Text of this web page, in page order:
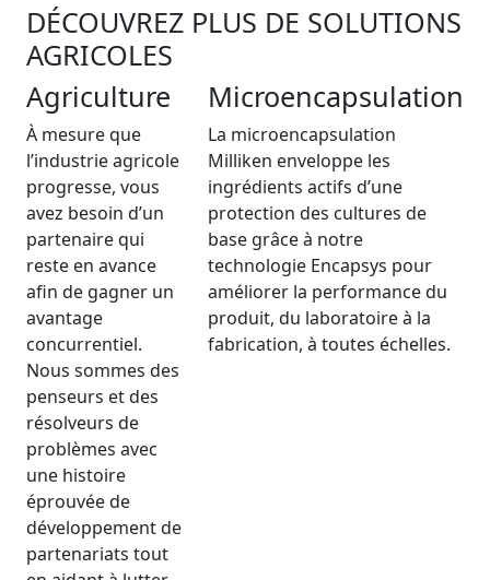
DÉCOUVREZ PLUS DE SOLUTIONS
AGRICOLES
Agriculture
À mesure que
l’industrie agricole
progresse, vous
avez besoin d’un
partenaire qui
reste en avance
afin de gagner un
avantage
concurrentiel.
Nous sommes des
penseurs et des
résolveurs de
problèmes avec
une histoire
éprouvée de
développement de
partenariats tout
Microencapsulation
La microencapsulation
Milliken enveloppe les
ingrédients actifs d’une
protection des cultures de
base grâce à notre
technologie Encapsys pour
améliorer la performance du
produit, du laboratoire à la
fabrication, à toutes échelles.